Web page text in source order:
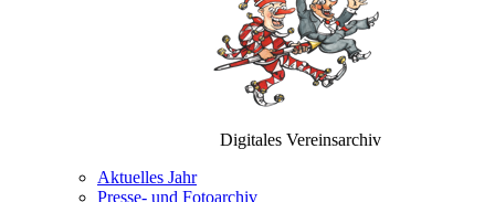
Digitales Vereinsarchiv
Aktuelles Jahr
Presse- und Fotoarchiv